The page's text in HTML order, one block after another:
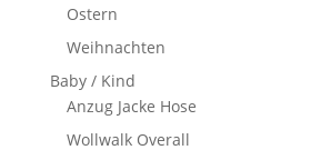
Ostern
Weihnachten
Baby / Kind
Anzug Jacke Hose
Wollwalk Overall